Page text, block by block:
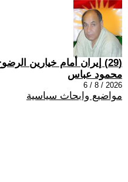
(29) إيران أمام خيارين الرضوخ أو الزوال
محمود عباس
2026 / 8 / 6
مواضيع وابحاث سياسية